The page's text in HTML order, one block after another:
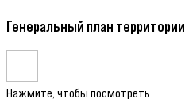
Генеральный план территории
Нажмите, чтобы посмотреть